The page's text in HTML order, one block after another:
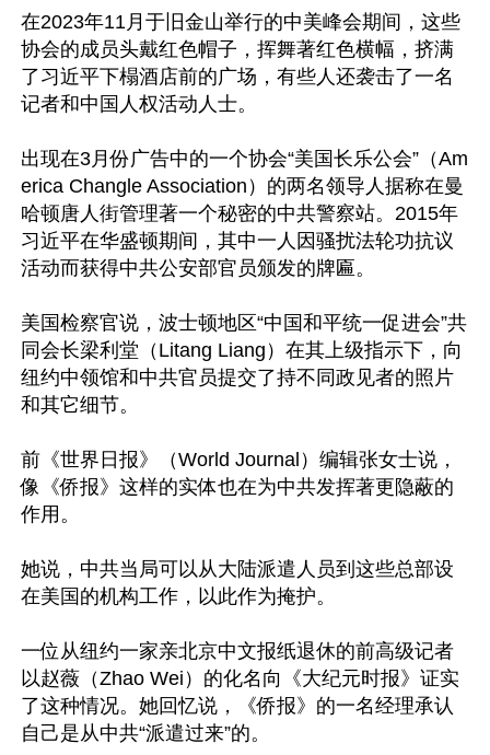
在2023年11月于旧金山举行的中美峰会期间，这些
协会的成员头戴红色帽子，挥舞著红色横幅，挤满
了习近平下榻酒店前的广场，有些人还袭击了一名
记者和中国人权活动人士。
出现在3月份广告中的一个协会“美国长乐公会”（Am
erica Changle Association）的两名领导人据称在曼
哈顿唐人街管理著一个秘密的中共警察站。2015年
习近平在华盛顿期间，其中一人因骚扰法轮功抗议
活动而获得中共公安部官员颁发的牌匾。
美国检察官说，波士顿地区“中国和平统一促进会”共
同会长梁利堂（Litang Liang）在其上级指示下，向
纽约中领馆和中共官员提交了持不同政见者的照片
和其它细节。
前《世界日报》（World Journal）编辑张女士说，
像《侨报》这样的实体也在为中共发挥著更隐蔽的
作用。
她说，中共当局可以从大陆派遣人员到这些总部设
在美国的机构工作，以此作为掩护。
一位从纽约一家亲北京中文报纸退休的前高级记者
以赵薇（Zhao Wei）的化名向《大纪元时报》证实
了这种情况。她回忆说，《侨报》的一名经理承认
自己是从中共“派遣过来”的。